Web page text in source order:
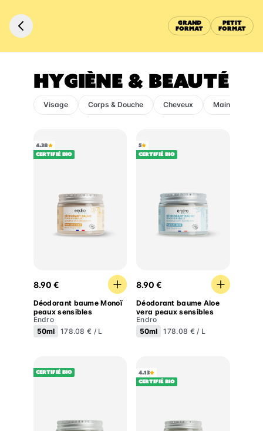
GRAND
FORMAT
PETIT
FORMAT
HYGIÈNE & BEAUTÉ
Visage Corps & Douche Cheveux Mains
4.38
Certifié BIO
Déodorant baume Monoï peaux sensibles
8.90 €
Déodorant baume Monoï
peaux sensibles
Endro
50ml
178.08 € / L
5
Certifié BIO
Déodorant baume Aloe
8.90 €
Déodorant baume Aloe
vera peaux sensibles
Endro
50ml
178.08 € / L
Certifié BIO
4.13
Certifié BIO